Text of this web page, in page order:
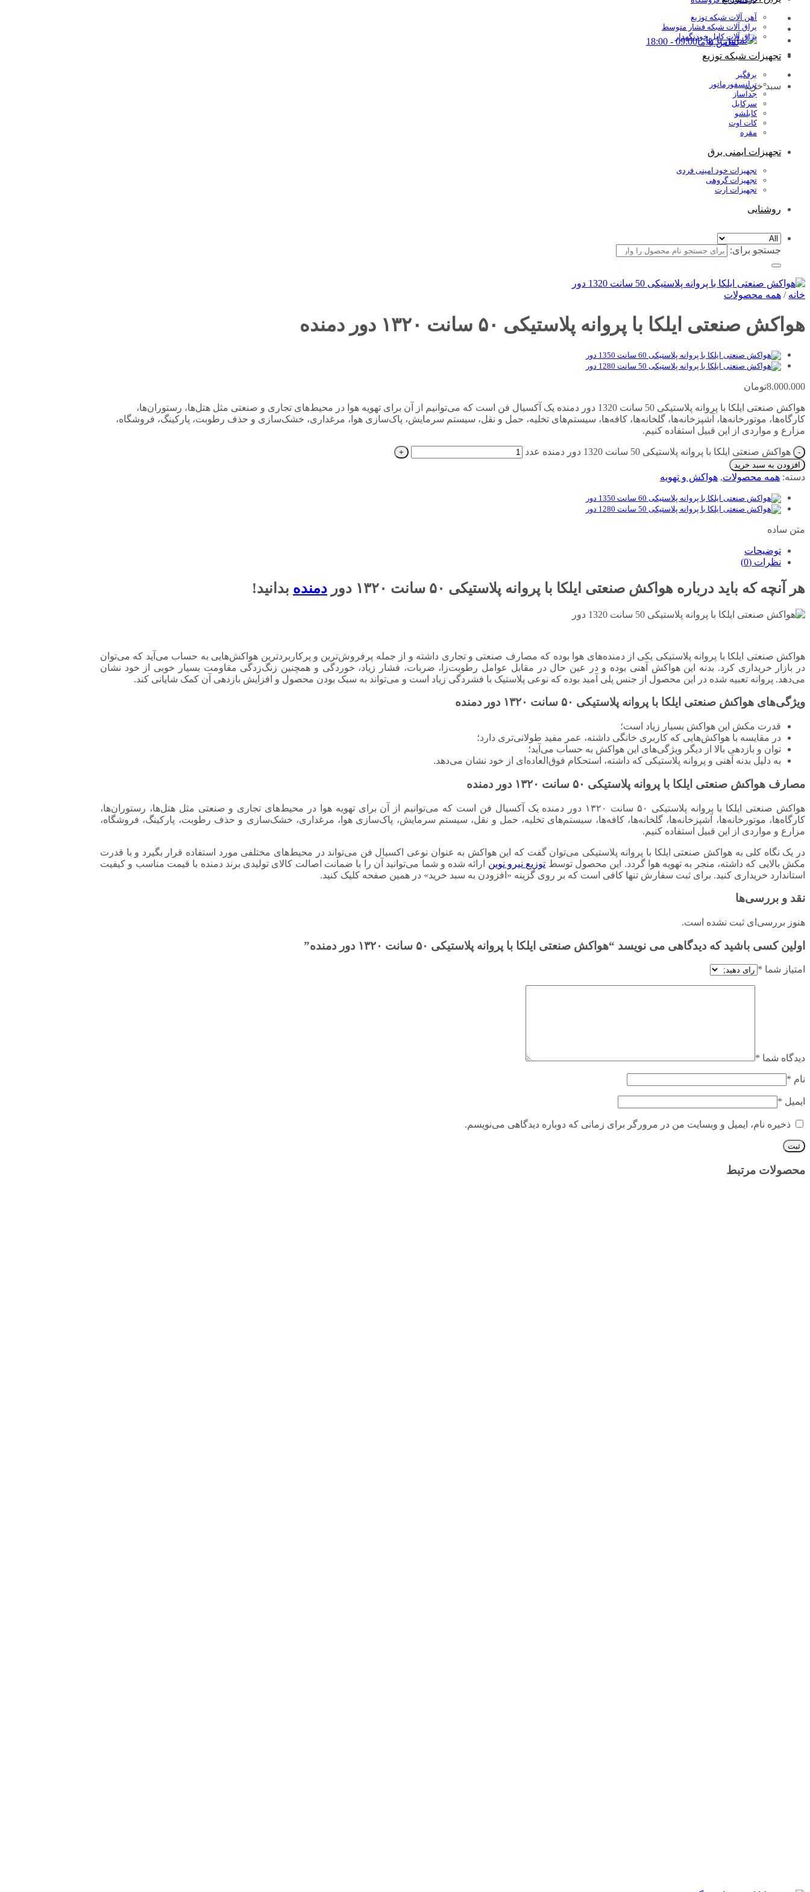
تماس با ما09:00 - 18:00
سبد خرید
آهن آلات شبکه توزیع
یراق آلات شبکه فشار متوسط
یراق آلات کابل خودنگهدار
تجهیزات شبکه توزیع
برقگیر
ترانسفورماتور
جداساز
سرکابل
کابلشو
کات اوت
مقره
تجهیزات ایمنی برق
تجهیزات خود امینی فردی
تجهیزات گروهی
تجهیزات ارت
روشنایی
جستجو برای:
خانه / همه محصولات
هواکش صنعتی ایلکا با پروانه پلاستیکی ۵۰ سانت ۱۳۲۰ دور دمنده
8.000.000تومان
هواکش صنعتی ایلکا با پروانه پلاستیکی 50 سانت 1320 دور دمنده یک آکسیال فن است که می‌توانیم از آن برای تهویه هوا در محیط‌های تجاری و صنعتی مثل هتل‌ها، رستوران‌ها،
کارگاه‌ها، موتورخانه‌ها، آشپزخانه‌ها، گلخانه‌ها، کافه‌ها، سیستم‌های تخلیه، حمل و نقل، سیستم سرمایش، پاک‌سازی هوا، مرغداری‌، خشک‌سازی و حذف رطوبت، پارکینگ، فروشگاه،
مزارع و مواردی از این قبیل استفاده کنیم.
هواکش صنعتی ایلکا با پروانه پلاستیکی 50 سانت 1320 دور دمنده عدد
افزودن به سبد خرید
دسته: همه محصولات, هواکش و تهویه
متن ساده
توضیحات
نظرات (0)
هر آنچه که باید درباره هواکش صنعتی ایلکا با پروانه پلاستیکی ۵۰ سانت ۱۳۲۰ دور دمنده بدانید!
هواکش صنعتی ایلکا با پروانه پلاستیکی یکی از دمنده‌های هوا بوده که مصارف صنعتی و تجاری داشته و از جمله پرفروش‌ترین و پرکاربردترین هواکش‌هایی به حساب می‌آید که می‌توان
در بازار خریداری کرد. بدنه این هواکش آهنی بوده و در عین حال در مقابل عوامل رطوبت‌زا، ضربات، فشار زیاد، خوردگی و همچنین زنگ‌زدگی مقاومت بسیار خوبی از خود نشان
می‌دهد. پروانه تعبیه شده در این محصول از جنس پلی آمید بوده که نوعی پلاستیک با فشردگی زیاد است و می‌تواند به سبک بودن محصول و افزایش بازدهی آن کمک شایانی کند.
ویژگی‌های هواکش صنعتی ایلکا با پروانه پلاستیکی ۵۰ سانت ۱۳۲۰ دور دمنده
قدرت مکش این هواکش بسیار زیاد است؛
در مقایسه با هواکش‌هایی که کاربری خانگی داشته، عمر مفید طولانی‌تری دارد؛
توان و بازدهی بالا از دیگر ویژگی‌های این هواکش به حساب می‌آید؛
به دلیل بدنه آهنی و پروانه پلاستیکی که داشته، استحکام فوق‌العاده‌ای از خود نشان می‌دهد.
مصارف هواکش صنعتی ایلکا با پروانه پلاستیکی ۵۰ سانت ۱۳۲۰ دور دمنده
هواکش صنعتی ایلکا با پروانه پلاستیکی ۵۰ سانت ۱۳۲۰ دور دمنده یک آکسیال فن است که می‌توانیم از آن برای تهویه هوا در محیط‌های تجاری و صنعتی مثل هتل‌ها، رستوران‌ها،
کارگاه‌ها، موتورخانه‌ها، آشپزخانه‌ها، گلخانه‌ها، کافه‌ها، سیستم‌های تخلیه، حمل و نقل، سیستم سرمایش، پاک‌سازی هوا، مرغداری‌، خشک‌سازی و حذف رطوبت، پارکینگ، فروشگاه،
مزارع و مواردی از این قبیل استفاده کنیم.
در یک نگاه کلی به هواکش صنعتی ایلکا با پروانه پلاستیکی می‌توان گفت که این هواکش به عنوان نوعی اکسیال فن می‌تواند در محیط‌های مختلفی مورد استفاده قرار بگیرد و با قدرت
مکش بالایی که داشته، منجر به تهویه هوا گردد. این محصول توسط توزیع نیرو نوین ارائه شده و شما می‌توانید آن را با ضمانت اصالت کالای تولیدی برند دمنده با قیمت مناسب و کیفیت
استاندارد خریداری کنید. برای ثبت سفارش تنها کافی است که بر روی گزینه «افزودن به سبد خرید» در همین صفحه کلیک کنید.
نقد و بررسی‌ها
هنوز بررسی‌ای ثبت نشده است.
اولین کسی باشید که دیدگاهی می نویسد “هواکش صنعتی ایلکا با پروانه پلاستیکی ۵۰ سانت ۱۳۲۰ دور دمنده”
امتیاز شما *
دیدگاه شما *
نام *
ایمیل *
ذخیره نام، ایمیل و وبسایت من در مرورگر برای زمانی که دوباره دیدگاهی می‌نویسم.
محصولات مرتبط